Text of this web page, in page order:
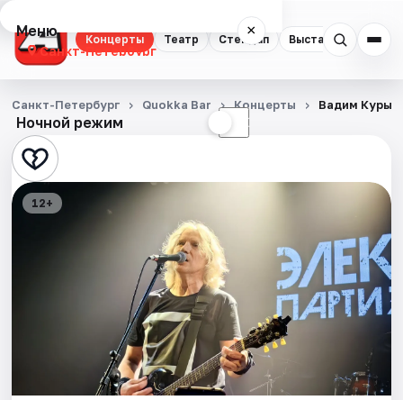
Концерты Театр Стендап Выставки
Меню ×
Санкт-Петербург
Концерты
Театр
Стендап
Ночной режим ☾
Санкт-Петербург Quokka Bar Концерты Вадим
12+